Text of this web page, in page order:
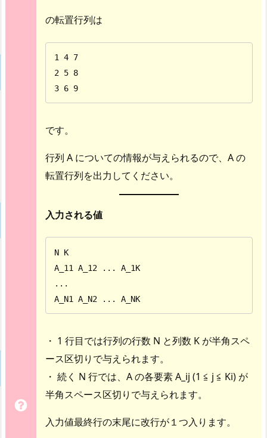
の転置行列は
1 4 7
2 5 8
3 6 9
です。
行列 A についての情報が与えられるので、A の
転置行列を出力してください。
入力される値
N K
A_11 A_12 ... A_1K
...
A_N1 A_N2 ... A_NK
・ 1 行目では行列の行数 N と列数 K が半角スペ
ース区切りで与えられます。
・ 続く N 行では、A の各要素 A_ij (1 ≦ j ≦ Ki) が
半角スペース区切りで与えられます。
入力値最終行の末尾に改行が１つ入ります。